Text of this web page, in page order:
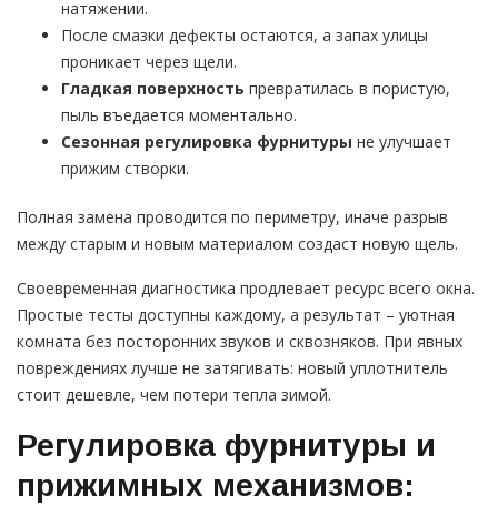
натяжении.
После смазки дефекты остаются, а запах улицы
проникает через щели.
Гладкая поверхность превратилась в пористую,
пыль въедается моментально.
Сезонная регулировка фурнитуры не улучшает
прижим створки.
Полная замена проводится по периметру, иначе разрыв
между старым и новым материалом создаст новую щель.
Своевременная диагностика продлевает ресурс всего окна.
Простые тесты доступны каждому, а результат – уютная
комната без посторонних звуков и сквозняков. При явных
повреждениях лучше не затягивать: новый уплотнитель
стоит дешевле, чем потери тепла зимой.
Регулировка фурнитуры и
прижимных механизмов: